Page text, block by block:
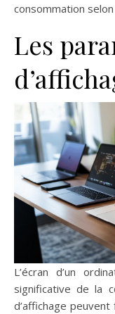
consommation
Les
L’écran d’un
significative de la
d’affichage